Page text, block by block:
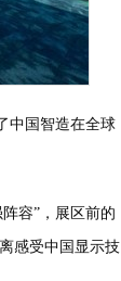
中国智造在全球
容”，展区前的
感受中国显示技